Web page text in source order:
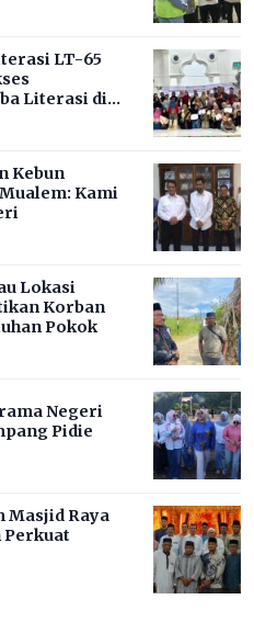
LT-65
Literasi di
Kebun
Kami
Lokasi
Korban
Pokok
Negeri
Pidie
Masjid Raya
Perkuat